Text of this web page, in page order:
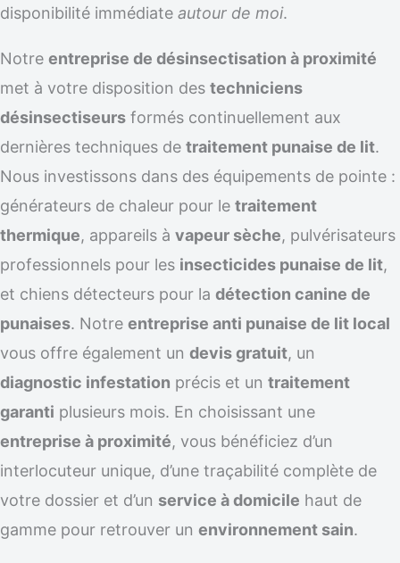
disponibilité immédiate autour de moi.
Notre entreprise de désinsectisation à proximité
met à votre disposition des techniciens
désinsectiseurs formés continuellement aux
dernières techniques de traitement punaise de lit.
Nous investissons dans des équipements de pointe :
générateurs de chaleur pour le traitement
thermique, appareils à vapeur sèche, pulvérisateurs
professionnels pour les insecticides punaise de lit,
et chiens détecteurs pour la détection canine de
punaises. Notre entreprise anti punaise de lit local
vous offre également un devis gratuit, un
diagnostic infestation précis et un traitement
garanti plusieurs mois. En choisissant une
entreprise à proximité, vous bénéficiez d’un
interlocuteur unique, d’une traçabilité complète de
votre dossier et d’un service à domicile haut de
gamme pour retrouver un environnement sain.